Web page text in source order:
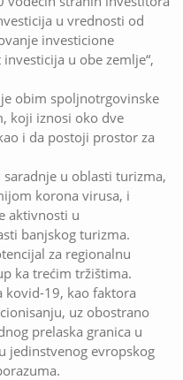
u vrednosti od
investicione
u obe zemlje“,
obim spoljnotrgovinske
koji iznosi oko dve
i da postoji prostor za
u oblasti turizma,
korona virusa, i
aktivnosti u
banjskog turizma.
za regionalnu
ka trećim tržištima.
kovid-19, kao faktora
uz obostrano
prelaska granica u
jedinstvenog evropskog